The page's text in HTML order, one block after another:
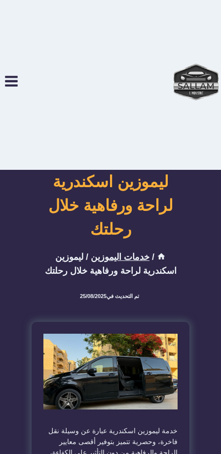
ليموزين اسكندرية
لراحة ورفاهية خلال
رحلتك
/ خدمات اليموزين / ليموزين
اسكندرية لراحة ورفاهية خلال رحلتك
تم التحديث في25/08/2025
خدمة ليموزين اسكندرية عبارة عن وسيلة نقل
فاخرة، وحصرية تتميز بتوفير أقصى معايير